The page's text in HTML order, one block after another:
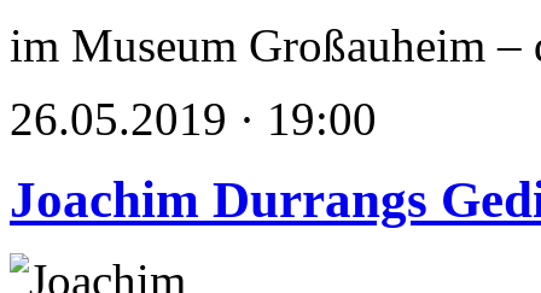
im Museum Großauheim –
26.05.2019 · 19:00
Joachim Durrangs